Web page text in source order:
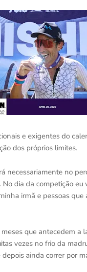
e exigentes do
dos próprios limites.
necessariamente no
dia da competição
irmã e pessoas que
que antecedem a
vezes no frio da
ainda correr por